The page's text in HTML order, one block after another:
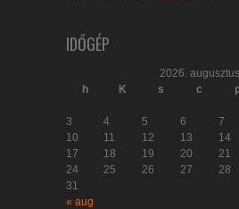
IDŐGÉP
2026. augusztus
h
K s c
3
4 5 6 7
10
11 12 13 14
17
18 19 20 21
24
25 26 27 28
31
« aug